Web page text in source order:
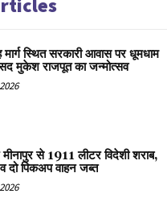
मार्ग स्थित सरकारी आवास पर धूमधाम
मुकेश राजपूत का जन्मोत्सव
से 1911 लीटर विदेशी शराब,
पिकअप वाहन जब्त